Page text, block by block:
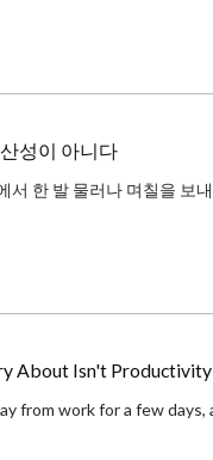
성이 아니다
About Isn't Productivity